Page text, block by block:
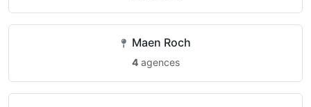
Maen Roch
4agences